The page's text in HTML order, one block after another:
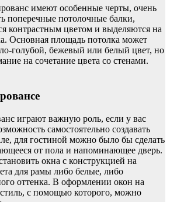
имеют особенные черты, очень
поперечные потолочные балки,
контрастным цветом и выделяются на
Основная площадь потолка может
голубой, бежевый или белый цвет, но
на сочетание цвета со стенами.
играют важную роль, если у вас
самостоятельно создавать
для гостиной можно было бы сделать
от пола и напоминающее дверь.
окна с конструкцией на
для рамы либо белые, либо
оттенка. В оформлении окон на
с помощью которого, можно